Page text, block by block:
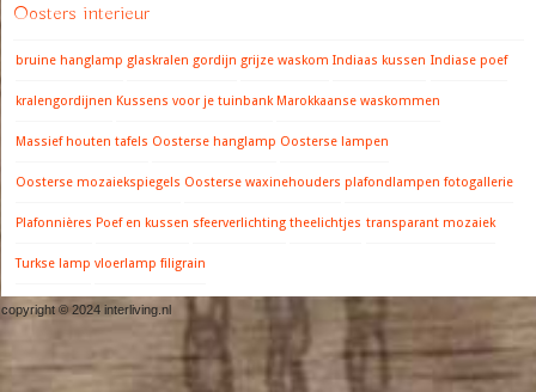
Oosters interieur
bruine hanglamp glaskralen gordijn grijze waskom Indiaas kussen Indiase poef
kralengordijnen Kussens voor je tuinbank Marokkaanse waskommen
Massief houten tafels Oosterse hanglamp Oosterse lampen
Oosterse mozaiekspiegels Oosterse waxinehouders plafondlampen fotogallerie
Plafonnières Poef en kussen sfeerverlichting theelichtjes transparant mozaiek
Turkse lamp vloerlamp filigrain
copyright © 2024 interliving.nl